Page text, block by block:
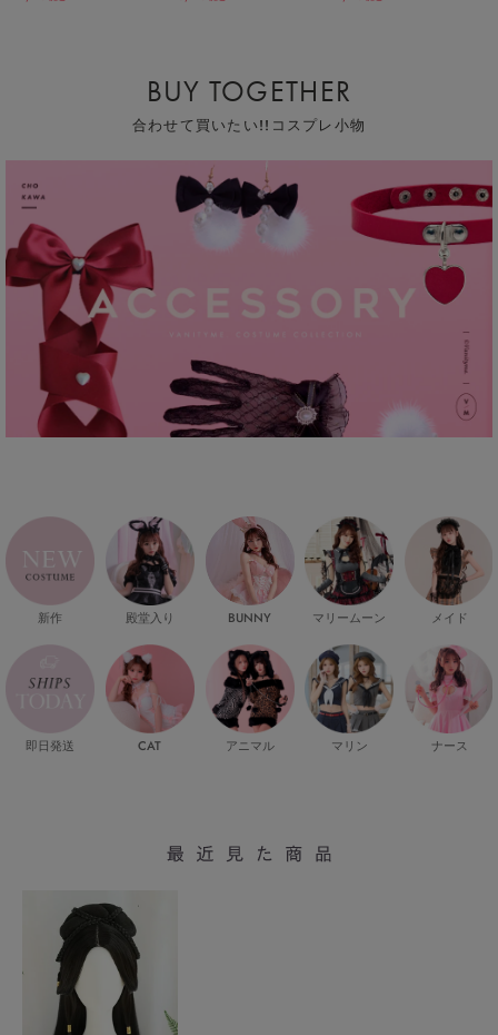
BUY TOGETHER
合わせて買いたい!!コスプレ小物
新作
即日発送
殿堂入り
CAT
BUNNY
アニマル
マリームーン
マリン
メイド
ナース